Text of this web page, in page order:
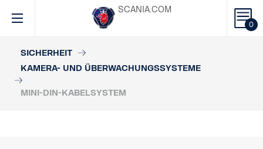
0
SCANIA.COM
SICHERHEIT
KAMERA- UND ÜBERWACHUNGSSYSTEME
MINI-DIN-KABELSYSTEM